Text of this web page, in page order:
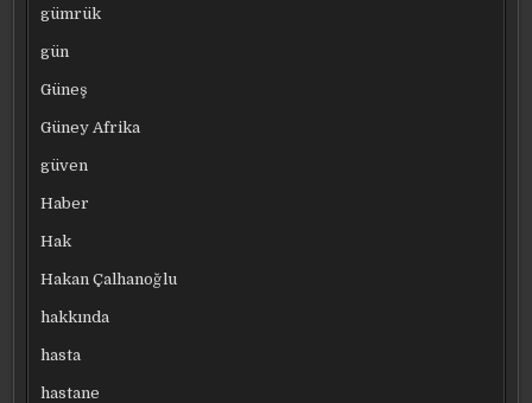
gümrük
gün
Güneş
Güney Afrika
güven
Haber
Hak
Hakan Çalhanoğlu
hakkında
hasta
hastane